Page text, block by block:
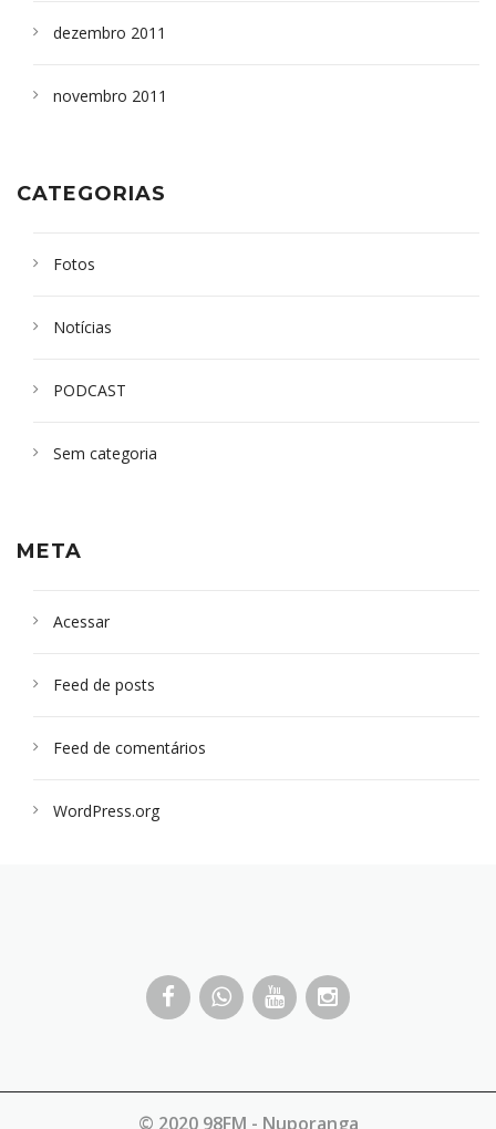
dezembro 2011
novembro 2011
CATEGORIAS
Fotos
Notícias
PODCAST
Sem categoria
META
Acessar
Feed de posts
Feed de comentários
WordPress.org
© 2020 98FM - Nuporanga